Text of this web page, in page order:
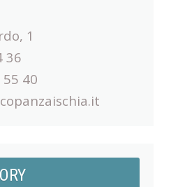
1
36
40